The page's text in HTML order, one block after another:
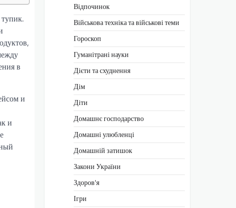
в
и
и
Відпочинок
Військова техніка та військові теми
Гороскоп
Гуманітрані науки
Дієти та схуднення
Дім
Діти
Домашнє господарство
Домашні улюбленці
Домашній затишок
Закони України
Здоров'я
Ігри